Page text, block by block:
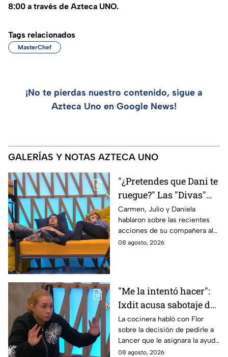
8:00 a través de Azteca UNO.
Tags relacionados
MasterChef
¡No te pierdas nuestro contenido, sigue a
Azteca Uno en Google News!
GALERÍAS Y NOTAS AZTECA UNO
"¿Pretendes que Dani te
ruegue?" Las "Divas"
lamentan el
comportamiento de
Michelle en MasterChef
24/7
Carmen, Julio y Daniela
hablaron sobre las recientes
acciones de su compañera al
interior del Mundo MasterChef
08 agosto, 2026
"Me la intentó hacer":
Ixdit acusa sabotaje de
Ramahá en la pasada
gala de salvación de
MasterChef 24/7
La cocinera habló con Flor
sobre la decisión de pedirle a
Lancer que le asignara la ayuda
de Ramahá y no la de Daniela
08 agosto, 2026